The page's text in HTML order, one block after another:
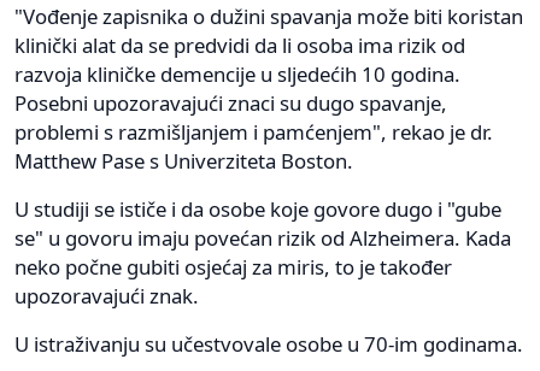
"Vođenje zapisnika o dužini spavanja može biti koristan
klinički alat da se predvidi da li osoba ima rizik od
razvoja kliničke demencije u sljedećih 10 godina.
Posebni upozoravajući znaci su dugo spavanje,
problemi s razmišljanjem i pamćenjem", rekao je dr.
Matthew Pase s Univerziteta Boston.
U studiji se ističe i da osobe koje govore dugo i "gube
se" u govoru imaju povećan rizik od Alzheimera. Kada
neko počne gubiti osjećaj za miris, to je također
upozoravajući znak.
U istraživanju su učestvovale osobe u 70-im godinama.